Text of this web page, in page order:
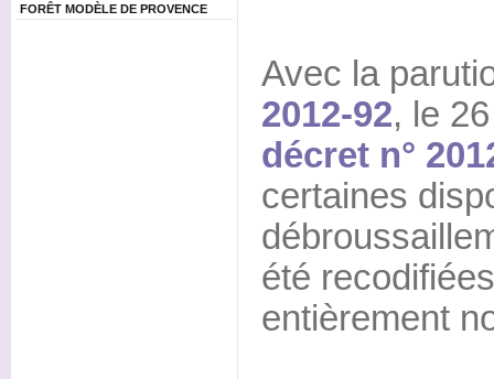
FORÊT MODÈLE DE PROVENCE
Avec la
2012-92, le
décret n°
certaines
été
entièrement